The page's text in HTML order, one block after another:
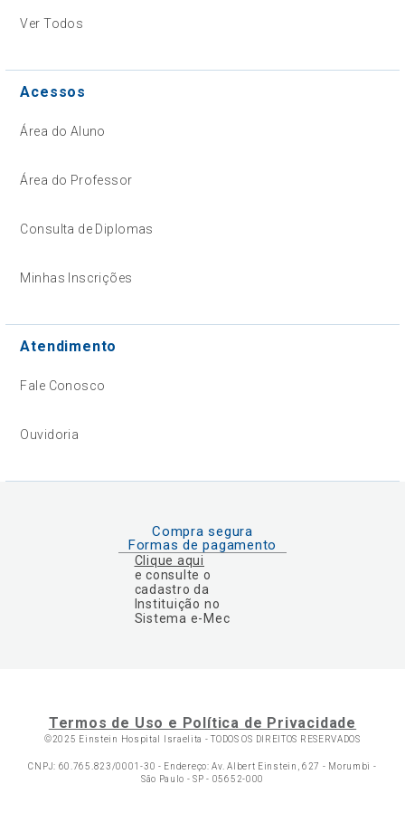
Ver Todos
Acessos
Área do Aluno
Área do Professor
Consulta de Diplomas
Minhas Inscrições
Atendimento
Fale Conosco
Ouvidoria
Compra segura
Formas de pagamento
Clique aqui
e consulte o
cadastro da
Instituição no
Sistema e-Mec
Termos de Uso e Política de Privacidade
©2025 Einstein Hospital Israelita -TODOS OS DIREITOS RESERVADOS
CNPJ: 60.765.823/0001-30 - Endereço: Av. Albert Einstein, 627 - Morumbi -
São Paulo - SP - 05652-000